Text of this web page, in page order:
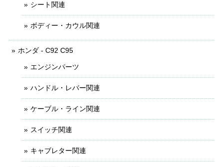
シート関連
ボディー・カウル関連
ホンダ - C92 C95
エンジンパーツ
ハンドル・レバー関連
ケーブル・ライン関連
スイッチ関連
キャブレター関連